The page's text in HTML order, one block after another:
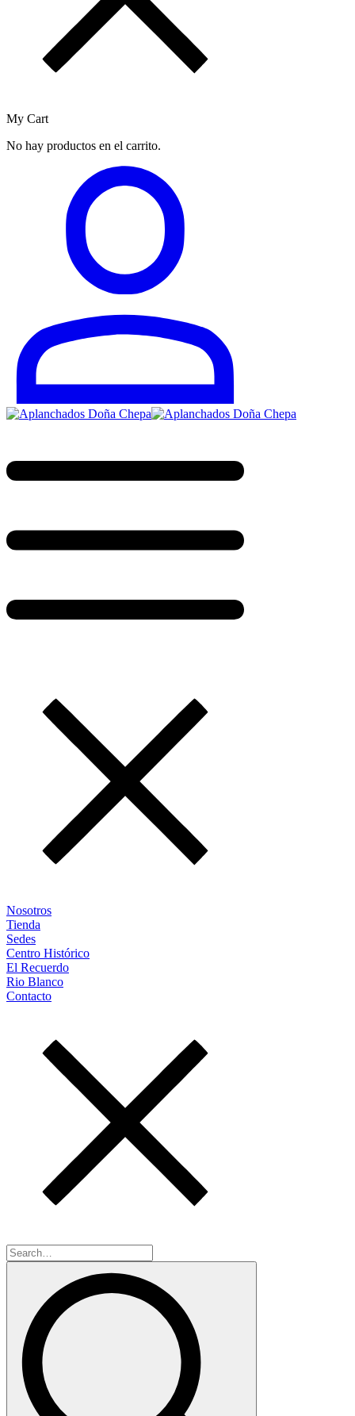
My Cart
No hay productos en el carrito.
Nosotros
Tienda
Sedes
Centro Histórico
El Recuerdo
Rio Blanco
Contacto